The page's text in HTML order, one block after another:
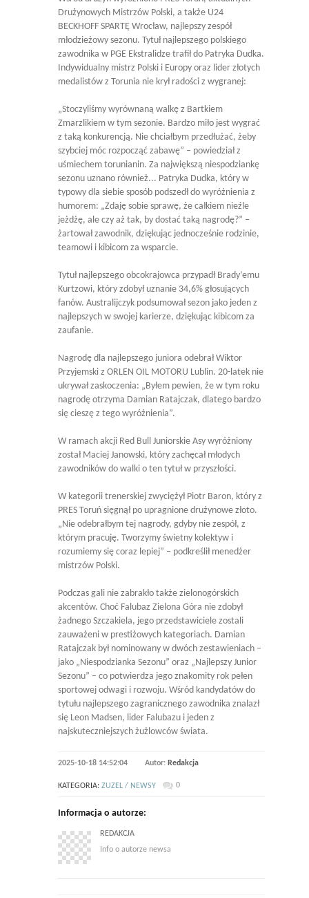
Drużynowych Mistrzów Polski, a także U24
BECKHOFF SPARTĘ Wrocław, najlepszy zespół
młodzieżowy sezonu. Tytuł najlepszego polskiego
zawodnika w PGE Ekstralidze trafił do Patryka Dudka.
Indywidualny mistrz Polski i Europy oraz lider złotych
medalistów z Torunia nie krył radości z wygranej:
„Stoczyliśmy wyrównaną walkę z Bartkiem
Zmarzlikiem w tym sezonie. Bardzo miło jest wygrać
z taką konkurencją. Nie chciałbym przedłużać, żeby
szybciej móc rozpocząć zabawę” – powiedział z
uśmiechem torunianin. Za największą niespodziankę
sezonu uznano również... Patryka Dudka, który w
typowy dla siebie sposób podszedł do wyróżnienia z
humorem: „Zdaję sobie sprawę, że całkiem nieźle
jeżdżę, ale czy aż tak, by dostać taką nagrodę?” –
żartował zawodnik, dziękując jednocześnie rodzinie,
teamowi i kibicom za wsparcie.
Tytuł najlepszego obcokrajowca przypadł Brady’emu
Kurtzowi, który zdobył uznanie 34,6% głosujących
fanów. Australijczyk podsumował sezon jako jeden z
najlepszych w swojej karierze, dziękując kibicom za
zaufanie.
Nagrodę dla najlepszego juniora odebrał Wiktor
Przyjemski z ORLEN OIL MOTORU Lublin. 20-latek nie
ukrywał zaskoczenia: „Byłem pewien, że w tym roku
nagrodę otrzyma Damian Ratajczak, dlatego bardzo
się cieszę z tego wyróżnienia”.
W ramach akcji Red Bull Juniorskie Asy wyróżniony
został Maciej Janowski, który zachęcał młodych
zawodników do walki o ten tytuł w przyszłości.
W kategorii trenerskiej zwyciężył Piotr Baron, który z
PRES Toruń sięgnął po upragnione drużynowe złoto.
„Nie odebrałbym tej nagrody, gdyby nie zespół, z
którym pracuję. Tworzymy świetny kolektyw i
rozumiemy się coraz lepiej” – podkreślił menedżer
mistrzów Polski.
Podczas gali nie zabrakło także zielonogórskich
akcentów. Choć Falubaz Zielona Góra nie zdobył
żadnego Szczakiela, jego przedstawiciele zostali
zauważeni w prestiżowych kategoriach. Damian
Ratajczak był nominowany w dwóch zestawieniach –
jako „Niespodzianka Sezonu” oraz „Najlepszy Junior
Sezonu” – co potwierdza jego znakomity rok pełen
sportowej odwagi i rozwoju. Wśród kandydatów do
tytułu najlepszego zagranicznego zawodnika znalazł
się Leon Madsen, lider Falubazu i jeden z
najskuteczniejszych żużlowców świata.
2025-10-18 14:52:04 Autor: Redakcja
KATEGORIA: ZUZEL / NEWSY 0
Informacja o autorze:
REDAKCJA
Info o autorze newsa